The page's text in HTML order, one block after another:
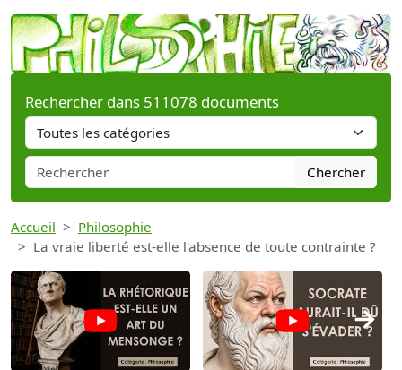
Rechercher dans 511078 documents
Chercher
Accueil
Philosophie
La vraie liberté est-elle l'absence de toute contrainte ?
→